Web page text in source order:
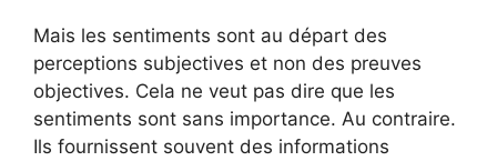
Mais les sentiments sont au départ des
perceptions subjectives et non des preuves
objectives. Cela ne veut pas dire que les
sentiments sont sans importance. Au contraire.
Ils fournissent souvent des informations